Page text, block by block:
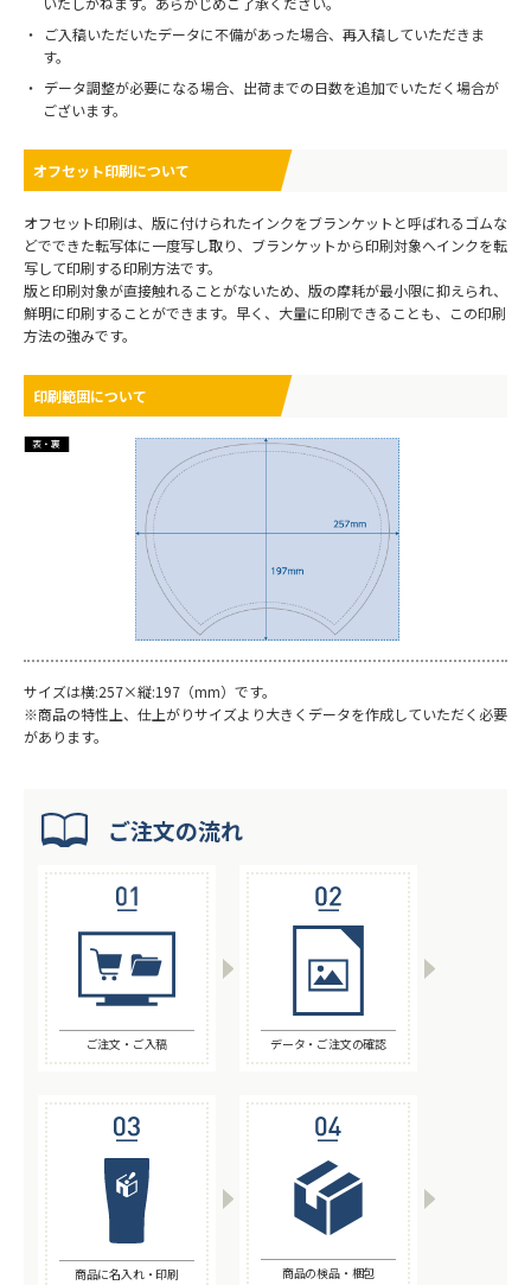
ご入稿いただいたデータに不備があった場合、再入稿していただきま
す。
データ調整が必要になる場合、出荷までの日数を追加でいただく場合が
ございます。
オフセット印刷について
オフセット印刷は、版に付けられたインクをブランケットと呼ばれるゴムな
どでできた転写体に一度写し取り、ブランケットから印刷対象へインクを転
写して印刷する印刷方法です。
版と印刷対象が直接触れることがないため、版の摩耗が最小限に抑えられ、
鮮明に印刷することができます。早く、大量に印刷できることも、この印刷
方法の強みです。
印刷範囲について
サイズは横:257×縦:197（mm）です。
※商品の特性上、仕上がりサイズより大きく データを作成していただく必要
があります。
ご注文の流れ
ご注文・ご入稿 データ・ご注文の確認
商品に名入れ・印刷 商品の検品・梱包